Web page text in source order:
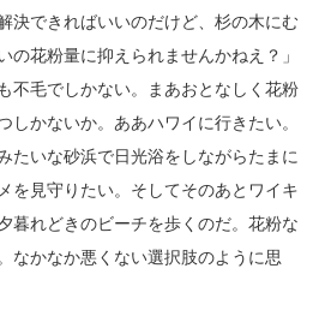
決できればいいのだけど、杉の木にむ
の花粉量に抑えられませんかねえ？」
不毛でしかない。まあおとなしく花粉
しかないか。ああハワイに行きたい。
たいな砂浜で日光浴をしながらたまに
を見守りたい。そしてそのあとワイキ
暮れどきのビーチを歩くのだ。花粉な
なかなか悪くない選択肢のように思